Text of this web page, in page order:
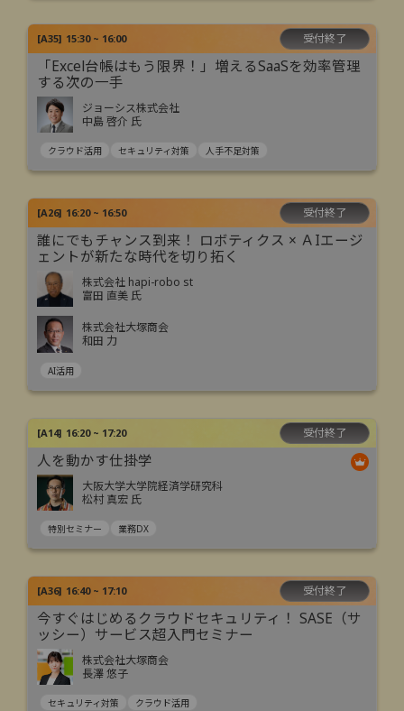
[A35] 15:30 ~ 16:00 受付終了
「Excel台帳はもう限界！」増えるSaaSを効率管理
する次の一手
ジョーシス株式会社
中島 啓介 氏
クラウド活用 セキュリティ対策 人手不足対策
[A26] 16:20 ~ 16:50 受付終了
誰にでもチャンス到来！ ロボティクス × ＡIエージ
ェントが新たな時代を切り拓く
株式会社 hapi-robo st
富田 直美 氏
株式会社大塚商会
和田 力
AI活用
[A14] 16:20 ~ 17:20 受付終了
人を動かす仕掛学
大阪大学大学院経済学研究科
松村 真宏 氏
特別セミナー 業務DX
[A36] 16:40 ~ 17:10 受付終了
今すぐはじめるクラウドセキュリティ！ SASE（サ
ッシー）サービス超入門セミナー
株式会社大塚商会
長澤 悠子
セキュリティ対策 クラウド活用